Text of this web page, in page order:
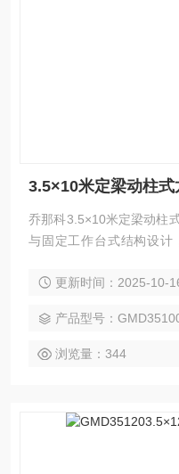
3.5×10米定梁动柱
乔那科3.5×10米定梁动柱
与固定工作台式结构设计
模具、航空航天、船舶
选配附件铣头完成五面复合
更新时间：2025-10-
产品型号：
浏览量：344